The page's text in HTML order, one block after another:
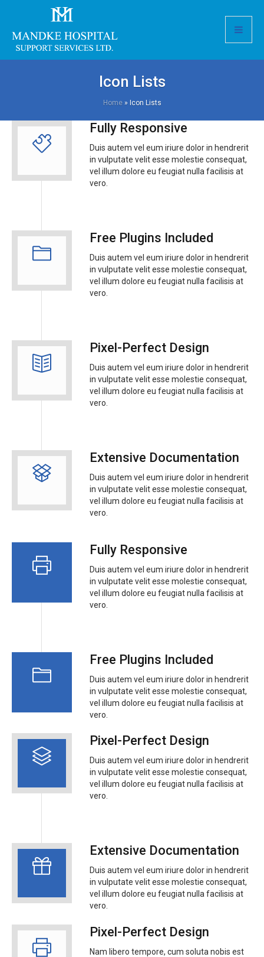
Icon Lists
Home» Icon Lists
Fully Responsive
Duis autem vel eum iriure dolor in hendrerit
in vulputate velit esse molestie consequat,
vel illum dolore eu feugiat nulla facilisis at
vero.
Free Plugins Included
Duis autem vel eum iriure dolor in hendrerit
in vulputate velit esse molestie consequat,
vel illum dolore eu feugiat nulla facilisis at
vero.
Pixel-Perfect Design
Duis autem vel eum iriure dolor in hendrerit
in vulputate velit esse molestie consequat,
vel illum dolore eu feugiat nulla facilisis at
vero.
Extensive Documentation
Duis autem vel eum iriure dolor in hendrerit
in vulputate velit esse molestie consequat,
vel illum dolore eu feugiat nulla facilisis at
vero.
Fully Responsive
Duis autem vel eum iriure dolor in hendrerit
in vulputate velit esse molestie consequat,
vel illum dolore eu feugiat nulla facilisis at
vero.
Free Plugins Included
Duis autem vel eum iriure dolor in hendrerit
in vulputate velit esse molestie consequat,
vel illum dolore eu feugiat nulla facilisis at
vero.
Pixel-Perfect Design
Duis autem vel eum iriure dolor in hendrerit
in vulputate velit esse molestie consequat,
vel illum dolore eu feugiat nulla facilisis at
vero.
Extensive Documentation
Duis autem vel eum iriure dolor in hendrerit
in vulputate velit esse molestie consequat,
vel illum dolore eu feugiat nulla facilisis at
vero.
Pixel-Perfect Design
Nam libero tempore, cum soluta nobis est